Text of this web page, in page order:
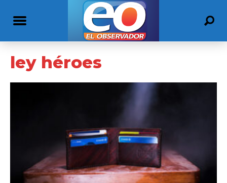
ley héroes